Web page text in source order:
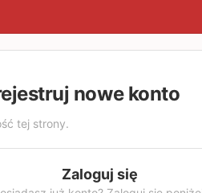
nowe konto
tej strony.
Zaloguj się